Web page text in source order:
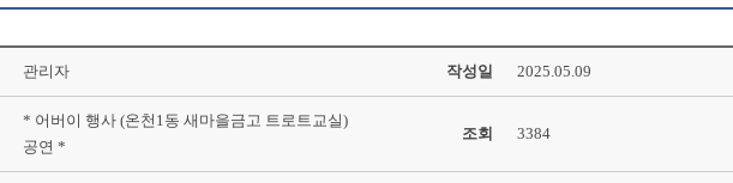
관리자 작성일 2025.05.09
* 어버이 행사 (온천1동 새마을금고 트로트교실)
공연 *
조회 3384